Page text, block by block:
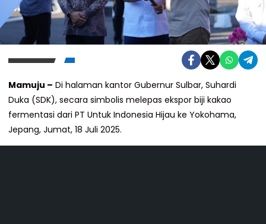
Mamuju – Di halaman kantor Gubernur Sulbar, Suhardi
Duka (SDK), secara simbolis melepas ekspor biji kakao
fermentasi dari PT Untuk Indonesia Hijau ke Yokohama,
Jepang, Jumat, 18 Juli 2025.